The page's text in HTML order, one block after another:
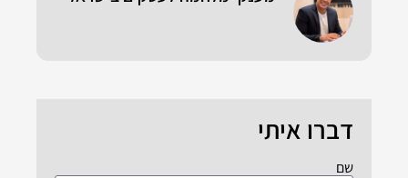
דברו איתי
שם